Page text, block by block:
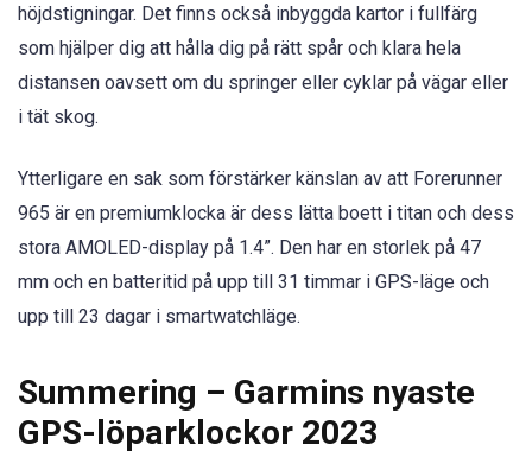
höjdstigningar. Det finns också inbyggda kartor i fullfärg
som hjälper dig att hålla dig på rätt spår och klara hela
distansen oavsett om du springer eller cyklar på vägar eller
i tät skog.
Ytterligare en sak som förstärker känslan av att Forerunner
965 är en premiumklocka är dess lätta boett i titan och dess
stora AMOLED-display på 1.4”. Den har en storlek på 47
mm och en batteritid på upp till 31 timmar i GPS-läge och
upp till 23 dagar i smartwatchläge.
Summering – Garmins nyaste
GPS-löparklockor 2023